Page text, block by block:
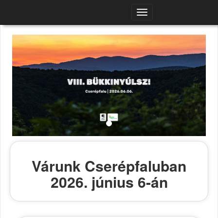
Navigációs
menü
Várunk Cserépfaluban
2026. június 6-án